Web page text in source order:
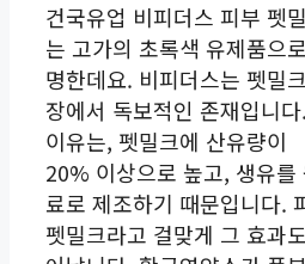
건국유업 비피더스 피부 펫
는 고가의 초록색 유제품으
명한데요. 비피더스는 펫밀
장에서 독보적인 존재입니
이유는, 펫밀크에 산유량이
20% 이상으로 높고, 생유를
료로 제조하기 때문입니다.
펫밀크라고 걸맞게 그 효과